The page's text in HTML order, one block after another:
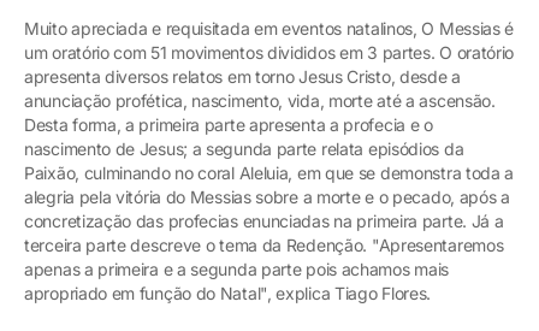
Muito apreciada e requisitada em eventos natalinos, O Messias é
um oratório com 51 movimentos divididos em 3 partes. O oratório
apresenta diversos relatos em torno Jesus Cristo, desde a
anunciação profética, nascimento, vida, morte até a ascensão.
Desta forma, a primeira parte apresenta a profecia e o
nascimento de Jesus; a segunda parte relata episódios da
Paixão, culminando no coral Aleluia, em que se demonstra toda a
alegria pela vitória do Messias sobre a morte e o pecado, após a
concretização das profecias enunciadas na primeira parte. Já a
terceira parte descreve o tema da Redenção. "Apresentaremos
apenas a primeira e a segunda parte pois achamos mais
apropriado em função do Natal", explica Tiago Flores.